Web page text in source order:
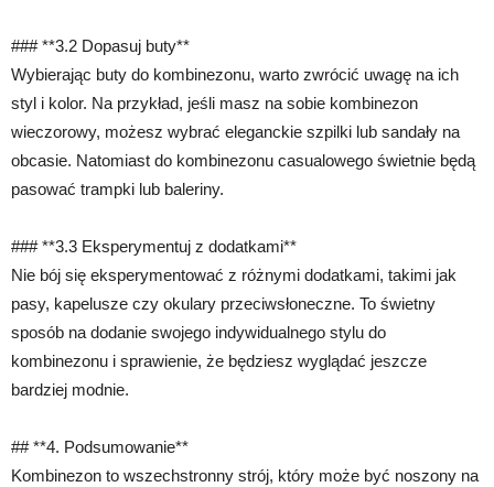
### **3.2 Dopasuj buty**
Wybierając buty do kombinezonu, warto zwrócić uwagę na ich
styl i kolor. Na przykład, jeśli masz na sobie kombinezon
wieczorowy, możesz wybrać eleganckie szpilki lub sandały na
obcasie. Natomiast do kombinezonu casualowego świetnie będą
pasować trampki lub baleriny.
### **3.3 Eksperymentuj z dodatkami**
Nie bój się eksperymentować z różnymi dodatkami, takimi jak
pasy, kapelusze czy okulary przeciwsłoneczne. To świetny
sposób na dodanie swojego indywidualnego stylu do
kombinezonu i sprawienie, że będziesz wyglądać jeszcze
bardziej modnie.
## **4. Podsumowanie**
Kombinezon to wszechstronny strój, który może być noszony na